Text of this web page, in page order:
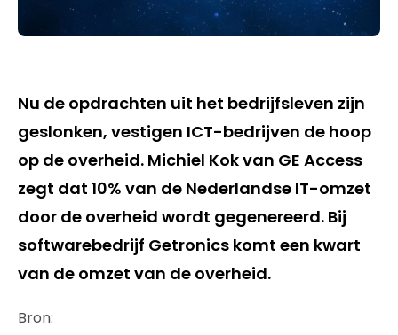
Nu de opdrachten uit het bedrijfsleven zijn
geslonken, vestigen ICT-bedrijven de hoop
op de overheid. Michiel Kok van GE Access
zegt dat 10% van de Nederlandse IT-omzet
door de overheid wordt gegenereerd. Bij
softwarebedrijf Getronics komt een kwart
van de omzet van de overheid.
Bron: